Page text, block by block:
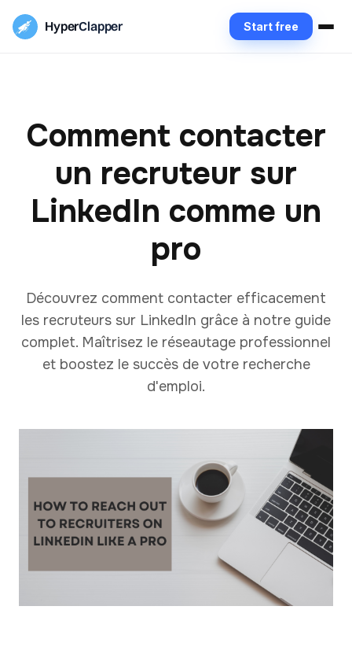
HyperClapper Start free
Comment contacter
un recruteur sur
LinkedIn comme un
pro
Découvrez comment contacter efficacement
les recruteurs sur LinkedIn grâce à notre guide
complet. Maîtrisez le réseautage professionnel
et boostez le succès de votre recherche
d'emploi.